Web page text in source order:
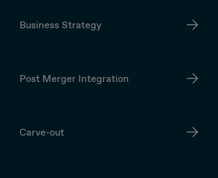
Business Strategy
Post Merger Integration
Carve-out